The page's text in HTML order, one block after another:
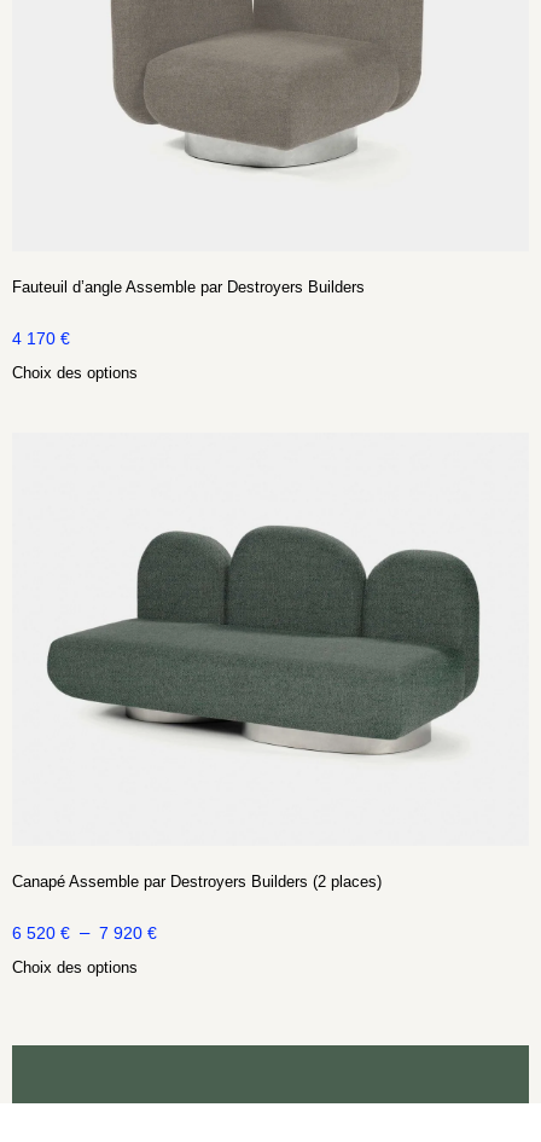
Fauteuil d’angle Assemble par Destroyers Builders
4 170 €
Choix des options
Canapé Assemble par Destroyers Builders (2 places)
6 520 € – 7 920 €
Choix des options